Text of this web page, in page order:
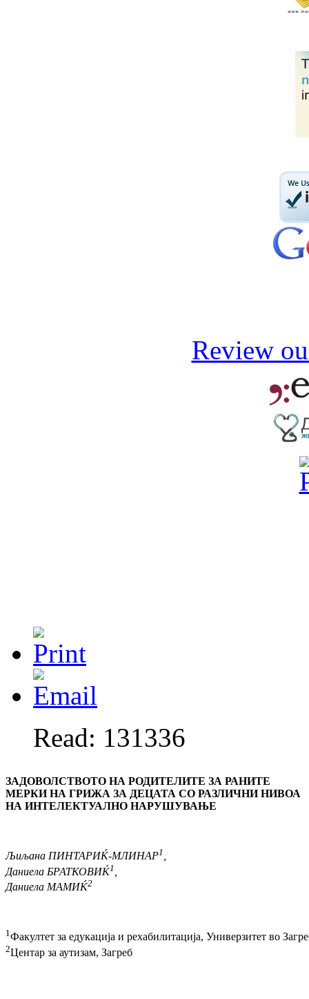
Review
Read: 131336
ЗАДОВОЛСТВОТО НА РОДИТЕЛИТЕ ЗА РАНИТЕ
МЕРКИ НА ГРИЖА ЗА ДЕЦАТА СО РАЗЛИЧНИ НИВОА
НА ИНТЕЛЕКТУАЛНО НАРУШУВАЊЕ
Љиљана ПИНТАРИЌ-МЛИНАР1 ,
Даниела БРАТКОВИЌ1
Даниела МАМИЌ2
1Факултет за едукација и рехабилитација, Универзитет во
2Центар за аутизам, Загреб